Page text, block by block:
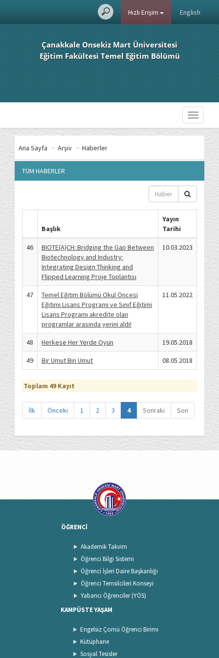
English
Hızlı Erişim
Çanakkale Onsekiz Mart Üniversitesi
Eğitim Fakültesi Temel Eğitim Bölümü
Toggle
Ana Sayfa > Arşiv > Haberler
TÜM HABERLER
Başlık
Yayın
Tarihi
46
BIOTE(A)CH: Bridging the Gap Between
Biotechnology and Industry:
Integrating Design Thinking and
Flipped Learning Proje Toplantısı
10.03.2023
47
Temel Eğitim Bölümü Okul Öncesi
Eğitimi Lisans Programı ve Sınıf Eğitimi
Lisans Programı akredite olan
programlar arasında yerini aldı!
11.05.2022
48 Herkese Her Yerde Oyun 19.05.2018
49 Bir Umut Bin Umut 08.05.2018
Toplam 49 Kayıt
İlk Önceki 1 2 3 4 Sonraki Son
ÖĞRENCİ
Akademik Takvim
Öğrenci Bilgi Sistemi
Öğrenci İşleri Daire Başkanlığı
Öğrenci Temsilcileri Konseyi
Yabancı Öğrenciler (YÖS)
KAMPÜSTE YAŞAM
Engelsiz Çomü Öğrenci Birimi
Kütüphane
Sosyal Tesisler